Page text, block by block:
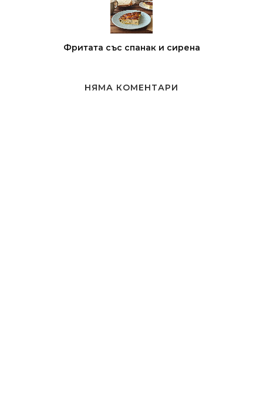
Фритата със спанак и сирена
НЯМА КОМЕНТАРИ